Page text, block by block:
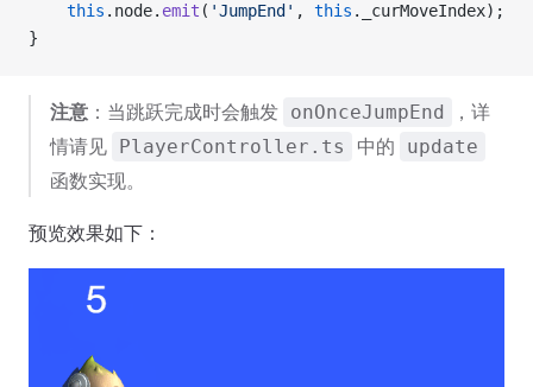
    this
.node. emit ( 'JumpEnd' , this ._curMoveIndex);
}
注意 ：当跳跃完成时会触发 onOnceJumpEnd
，详
情请见 PlayerController.ts 中的 update
函数实现。
预览效果如下：